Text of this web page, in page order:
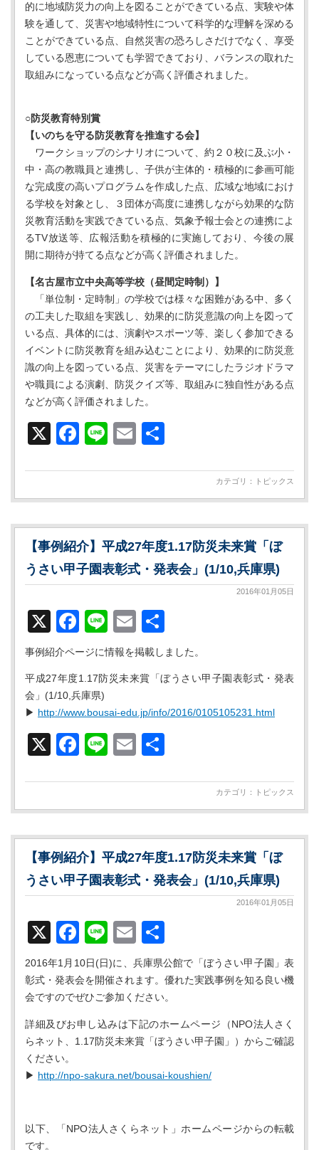
的に地域防災力の向上を図ることができている点、実験や体
験を通して、災害や地域特性について科学的な理解を深める
ことができている点、自然災害の恐ろしさだけでなく、享受
している恩恵についても学習できており、バランスの取れた
取組みになっている点などが高く評価されました。
○防災教育特別賞
【いのちを守る防災教育を推進する会】
ワークショップのシナリオについて、約２０校に及ぶ小・
中・高の教職員と連携し、子供が主体的・積極的に参画可能
な完成度の高いプログラムを作成した点、広域な地域におけ
る学校を対象とし、３団体が高度に連携しながら効果的な防
災教育活動を実践できている点、気象予報士会との連携によ
るTV放送等、広報活動を積極的に実施しており、今後の展
開に期待が持てる点などが高く評価されました。
【名古屋市立中央高等学校（昼間定時制）】
「単位制・定時制」の学校では様々な困難がある中、多く
の工夫した取組を実践し、効果的に防災意識の向上を図って
いる点、具体的には、演劇やスポーツ等、楽しく参加できる
イベントに防災教育を組み込むことにより、効果的に防災意
識の向上を図っている点、災害をテーマにしたラジオドラマ
や職員による演劇、防災クイズ等、取組みに独自性がある点
などが高く評価されました。
X Facebook
LineEmail
カテゴリ： トピックス
【事例紹介】平成27年度1.17防災未来賞「ぼ
うさい甲子園表彰式・発表会」(1/10,兵庫県)
2016年01月05日
X Facebook
LineEmail
有
事例紹介ページに情報を掲載しました。
平成27年度1.17防災未来賞「ぼうさい甲子園表彰式・発表
会」(1/10,兵庫県)
▶ http://www.bousai-edu.jp/info/2016/0105105231.html
X Facebook
LineEmail
カテゴリ： トピックス
【事例紹介】平成27年度1.17防災未来賞「ぼ
うさい甲子園表彰式・発表会」(1/10,兵庫県)
2016年01月05日
X Facebook
LineEmail
有
2016年1月10日(日)に、兵庫県公館で「ぼうさい甲子園」表
彰式・発表会を開催されます。優れた実践事例を知る良い機
会ですのでぜひご参加ください。
詳細及びお申し込みは下記のホームページ（NPO法人さく
らネット、1.17防災未来賞「ぼうさい甲子園」）からご確認
ください。
▶ http://npo-sakura.net/bousai-koushien/
以下、「NPO法人さくらネット」ホームページからの転載
です。